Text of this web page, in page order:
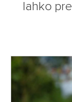
lahko